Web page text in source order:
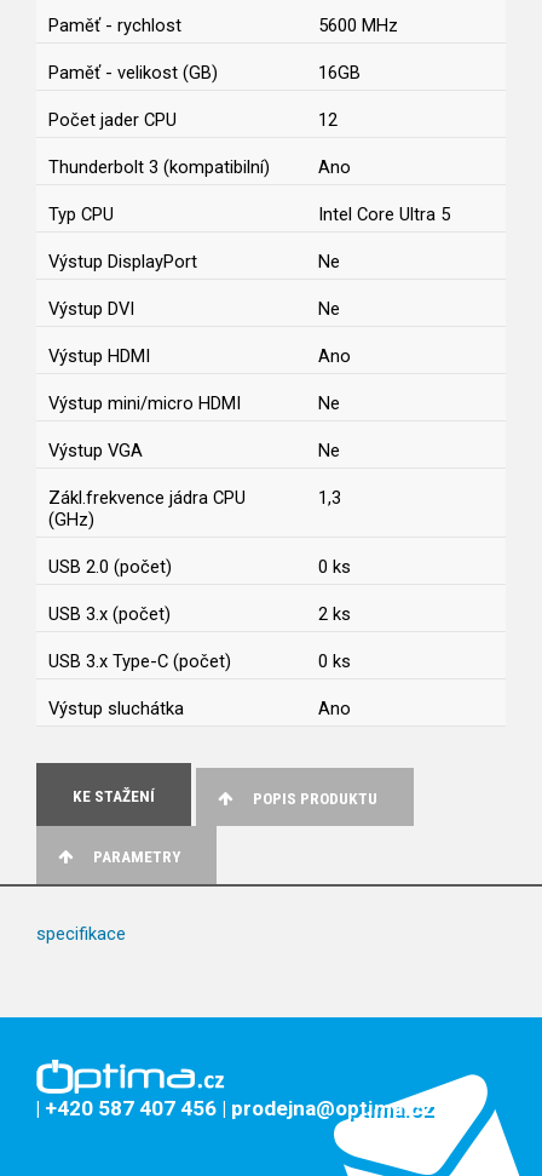
Paměť - rychlost 5600 MHz
Paměť - velikost (GB) 16GB
Počet jader CPU 12
Thunderbolt 3 (kompatibilní) Ano
Typ CPU Intel Core Ultra 5
Výstup DisplayPort Ne
Výstup DVI Ne
Výstup HDMI Ano
Výstup mini/micro HDMI Ne
Výstup VGA Ne
Zákl.frekvence jádra CPU
(GHz)
1,3
USB 2.0 (počet) 0 ks
USB 3.x (počet) 2 ks
USB 3.x Type-C (počet) 0 ks
Výstup sluchátka Ano
KE STAŽENÍ POPIS PRODUKTU
PARAMETRY
specifikace
| +420 587 407 456 | prodejna@optima.cz